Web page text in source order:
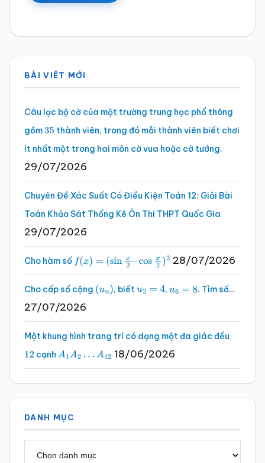
Sidebar
chính
BÀI VIẾT MỚI
Câu lạc bộ cờ của một trường trung học phổ thông
gồm35 thành viên, trong đó mỗi thành viên biết chơi
ít nhất một trong hai môn cờ vua hoặc cờ tướng.
29/07/2026
Chuyên Đề Xác Suất Có Điều Kiện Toán 12: Giải Bài
Toán Khảo Sát Thống Kê Ôn Thi THPT Quốc Gia
29/07/2026
Cho hàm số f(x)=(sinx2 –cosx2 )2 28/07/2026
Cho cấp số cộng (un), biếtu2 =4 , u6 =8 . Tìm số…
27/07/2026
Một khung hình trang trí có dạng một đa giác đều
12 cạnh A1A2…A 12 18/06/2026
DANH MỤC